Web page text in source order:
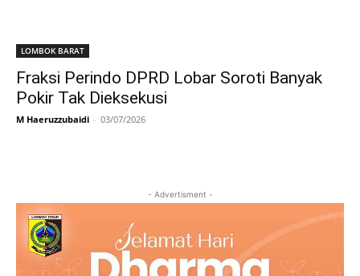
LOMBOK BARAT
Fraksi Perindo DPRD Lobar Soroti Banyak
Pokir Tak Dieksekusi
M Haeruzzubaidi - 03/07/2026
- Advertisment -